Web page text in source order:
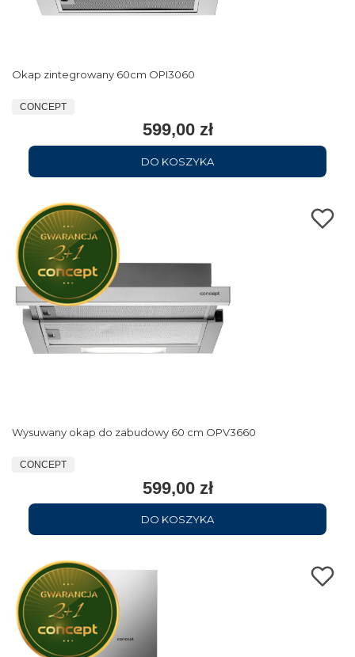
Okap zintegrowany 60cm OPI3060
CONCEPT
599,00 zł
DO KOSZYKA
Wysuwany okap do zabudowy 60 cm OPV3660
CONCEPT
599,00 zł
DO KOSZYKA